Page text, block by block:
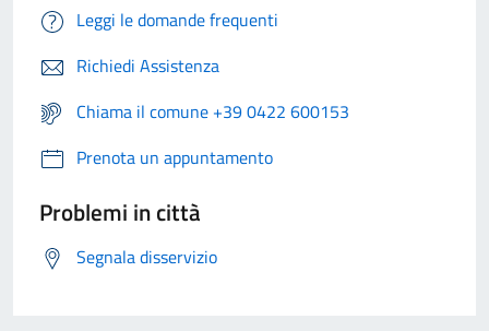
Leggi le domande frequenti
Richiedi Assistenza
Chiama il comune +39 0422 600153
Prenota un appuntamento
Problemi in città
Segnala disservizio